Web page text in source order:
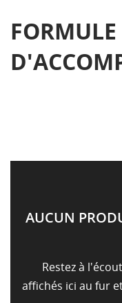
AUCUN
Restez à
affichés ici au fur